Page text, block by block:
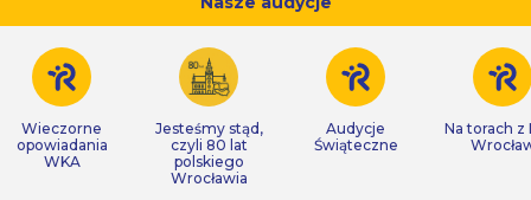
Wieczorne
opowiadania
WKA
Jesteśmy stąd,
czyli 80 lat
polskiego
Wrocławia
Audycje
Świąteczne
Na torach z